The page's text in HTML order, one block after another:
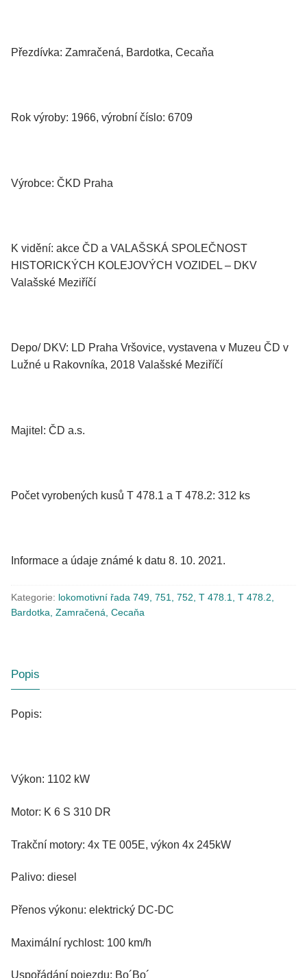
Přezdívka: Zamračená, Bardotka, Cecaňa
Rok výroby: 1966, výrobní číslo: 6709
Výrobce: ČKD Praha
K vidění: akce ČD a VALAŠSKÁ SPOLEČNOST
HISTORICKÝCH KOLEJOVÝCH VOZIDEL – DKV
Valašské Meziříčí
Depo/ DKV: LD Praha Vršovice, vystavena v Muzeu ČD v
Lužné u Rakovníka, 2018 Valašské Meziříčí
Majitel: ČD a.s.
Počet vyrobených kusů T 478.1 a T 478.2: 312 ks
Informace a údaje známé k datu 8. 10. 2021.
Kategorie: lokomotivní řada 749, 751, 752, T 478.1, T 478.2,
Bardotka, Zamračená, Cecaňa
Popis
Popis:
Výkon: 1102 kW
Motor: K 6 S 310 DR
Trakční motory: 4x TE 005E, výkon 4x 245kW
Palivo: diesel
Přenos výkonu: elektrický DC-DC
Maximální rychlost: 100 km/h
Uspořádání pojezdu: Bo´Bo´